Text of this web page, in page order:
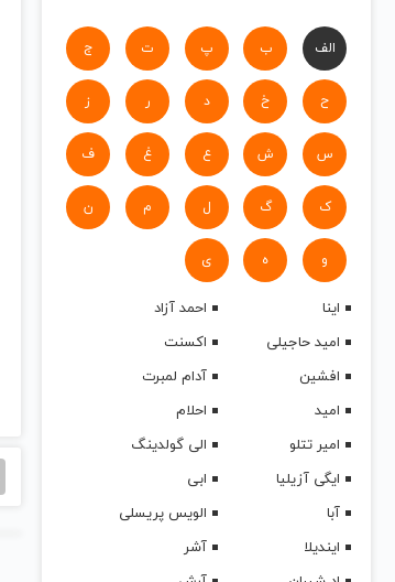
الف ب پ ت ج
ح خ د ر ز
س ش ع غ ف
ک گ ل م ن
و ه ی
اینا
احمد آزاد
امید حاجیلی
اکسنت
افشین
آدام لمبرت
امید
احلام
امیر تتلو
الی گولدینگ
ایگی آزیلیا
ابی
آبا
الویس پریسلی
ایندیلا
آشر